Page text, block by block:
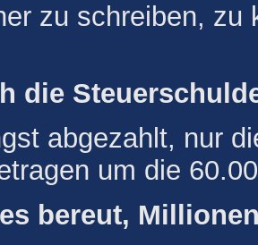
zu schreiben, zu
die
abgezahlt, nur
um die
bereut,